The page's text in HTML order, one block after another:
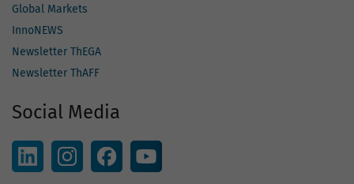
Global Markets
InnoNEWS
Newsletter ThEGA
Newsletter ThAFF
Social Media